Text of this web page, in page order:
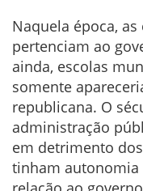
Naquela época,
pertenciam ao
ainda, escolas
somente
republicana. O
administração
em detrimento
tinham